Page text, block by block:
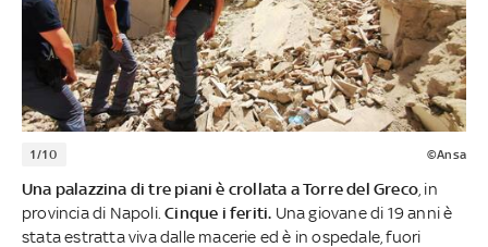
1/10 ©Ansa
Una palazzina di tre piani è crollata a Torre del Greco , in
provincia di Napoli.Cinque i feriti. Una giovane di 19 anni è
stata estratta viva dalle macerie ed è in ospedale, fuori